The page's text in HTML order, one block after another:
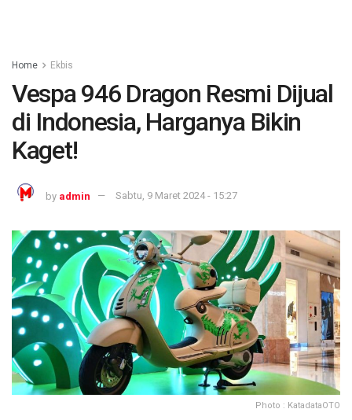
Home Ekbis
Vespa 946 Dragon Resmi Dijual
di Indonesia, Harganya Bikin
Kaget!
by admin Sabtu, 9 Maret 2024 - 15:27
Photo : KatadataOTO